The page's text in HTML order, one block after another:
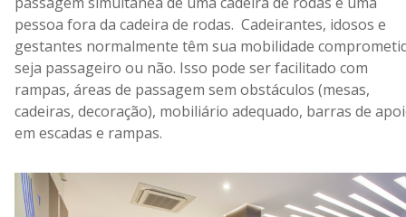
pessoa fora da cadeira de rodas. Cadeirantes, idosos e
gestantes normalmente têm sua mobilidade
seja passageiro ou não. Isso pode ser facilitado com
rampas, áreas de passagem sem obstáculos (mesas,
cadeiras, decoração), mobiliário adequado, barras de
em escadas e rampas.